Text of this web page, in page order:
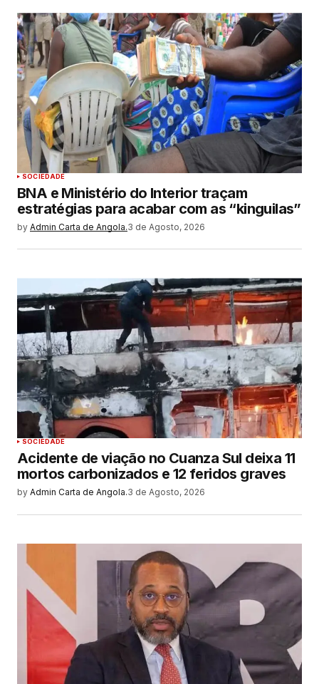
SOCIEDADE
BNA e Ministério do Interior traçam
estratégias para acabar com as “kinguilas”
by Admin Carta de Angola.3 de Agosto, 2026
SOCIEDADE
Acidente de viação no Cuanza Sul deixa 11
mortos carbonizados e 12 feridos graves
by Admin Carta de Angola.3 de Agosto, 2026